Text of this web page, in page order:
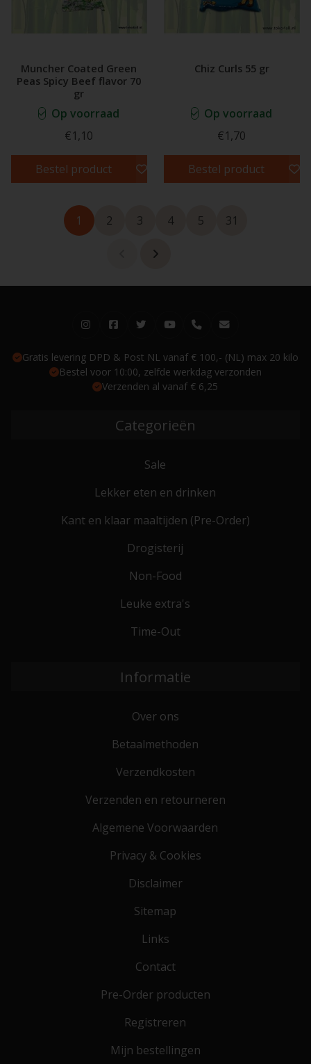
Muncher Coated Green
Peas Spicy Beef flavor 70
gr
Op voorraad
€1,10
Bestel product
Chiz Curls 55 gr
Op voorraad
€1,70
Bestel product
1 2 3 4 5 31
Gratis levering DPD & Post NL vanaf € 100,- (NL) max 20 kilo
Bestel voor 10:00, zelfde werkdag verzonden
Verzenden al vanaf € 6,25
Categorieën
Sale
Lekker eten en drinken
Kant en klaar maaltijden (Pre-Order)
Drogisterij
Non-Food
Leuke extra's
Time-Out
Informatie
Over ons
Betaalmethoden
Verzendkosten
Verzenden en retourneren
Algemene Voorwaarden
Privacy & Cookies
Disclaimer
Sitemap
Links
Contact
Pre-Order producten
Registreren
Mijn bestellingen